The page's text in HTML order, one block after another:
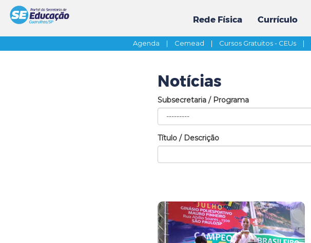
Rede Física Currículo
Agenda | Cemead | Cursos Gratuitos - CEUs |
Notícias
Subsecretaria / Programa
Título / Descrição